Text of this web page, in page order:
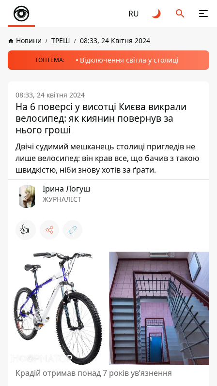
RU
Новини ТРЕШ 08:33, 24 Квітня 2024
ТОПТЕМА: Відключення світла у столиці
08:33, 24 квітня 2024
На 6 поверсі у висотці Києва викрали
велосипед: як киянин повернув за
нього гроші
Двічі судимий мешканець столиці пригледів не
лише велосипед: він крав все, що бачив з такою
швидкістю, ніби знову хотів за ґрати.
Ірина Логуш
ЖУРНАЛІСТ
👍
Крадій отримав понад 7 років ув’язнення